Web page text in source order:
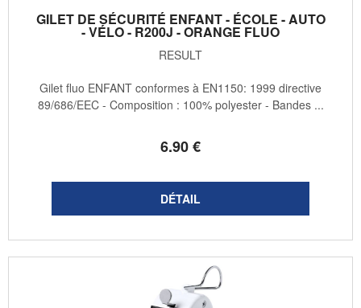
GILET DE SÉCURITÉ ENFANT - ÉCOLE - AUTO
- VÉLO - R200J - ORANGE FLUO
RESULT
6.90€
Gilet fluo ENFANT conformes à EN1150: 1999 directive
89/686/EEC - Composition : 100% polyester - Bandes ...